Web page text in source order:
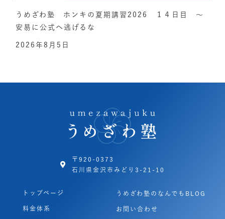
うめざわ塾 ホンキの夏期講習2026 １４日目 ～
安易に公式へ逃げるな
2026年8月5日
〒920-0373
石川県金沢市みどり3-21-10
トップページ
料金体系
うめざわ塾のなんでもBLOG
お問い合わせ